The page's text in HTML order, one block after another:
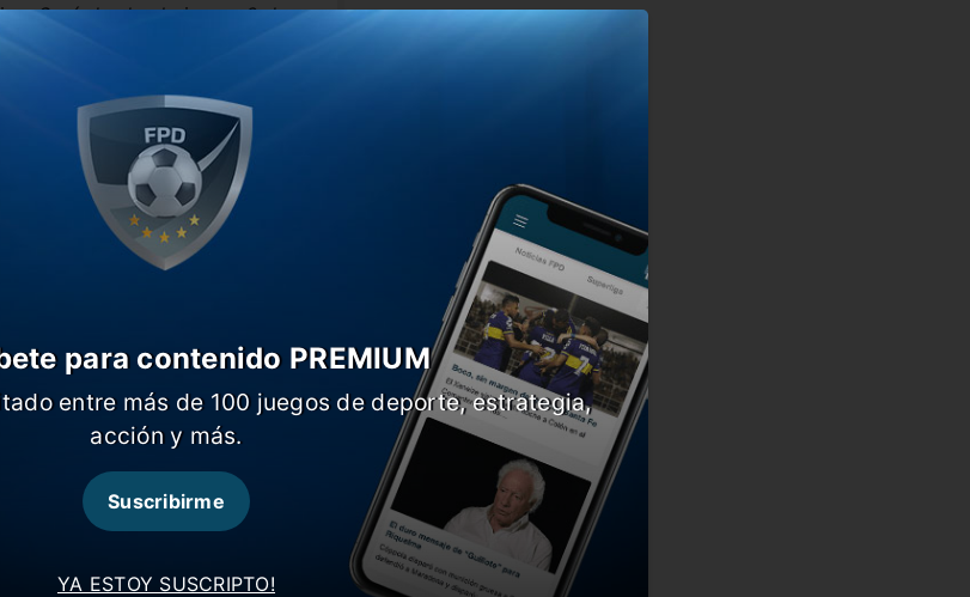
Será desde el viernes 6 de
a las 22 hs”.
18 de septiembre, de 10 a
de 10 a 20 hs.
de septiembre, de 10 a 20
10 a 20 hs., y sábado 28
YA ESTOY SUSCRIPTO!
para contenido PREMIUM
entre más de 100 juegos de deporte, estrategia,
acción y más.
Suscribirme